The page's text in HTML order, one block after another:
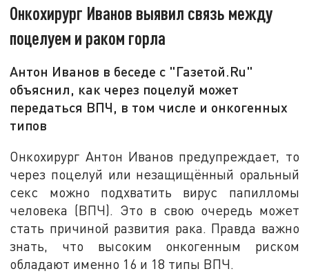
Онкохирург Иванов выявил связь между
поцелуем и раком горла
Антон Иванов в беседе с "Газетой.Ru"
объяснил, как через поцелуй может
передаться ВПЧ, в том числе и онкогенных
типов
Онкохирург Антон Иванов предупреждает, то
через поцелуй или незащищённый оральный
секс можно подхватить вирус папилломы
человека (ВПЧ). Это в свою очередь может
стать причиной развития рака. Правда важно
знать, что высоким онкогенным риском
обладают именно 16 и 18 типы ВПЧ.